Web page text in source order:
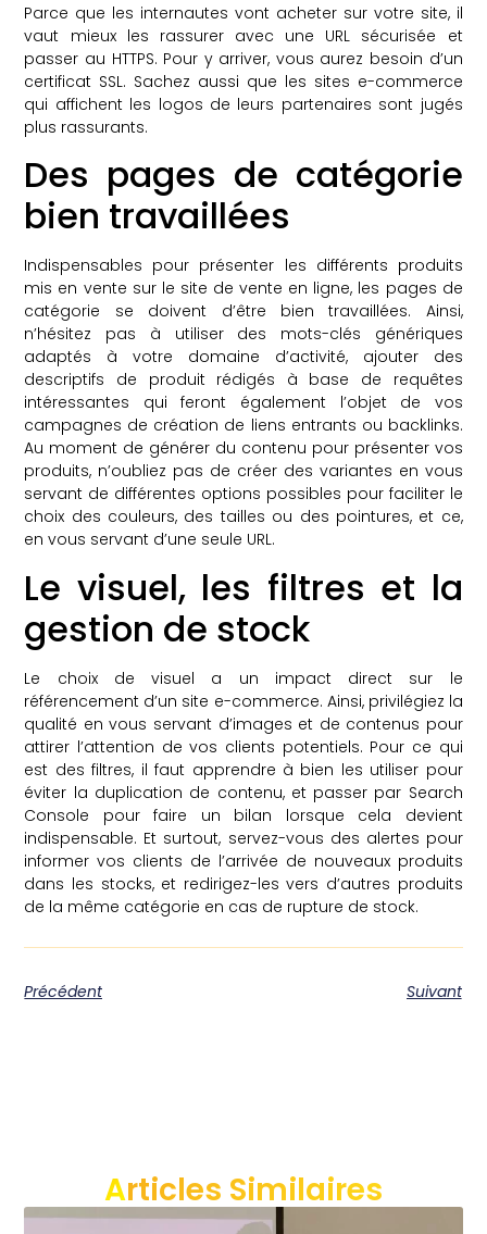
Parce que les internautes vont acheter sur votre site, il
vaut mieux les rassurer avec une URL sécurisée et
passer au HTTPS. Pour y arriver, vous aurez besoin d’un
certificat SSL. Sachez aussi que les sites e-commerce
qui affichent les logos de leurs partenaires sont jugés
plus rassurants.
Des pages de catégorie
bien travaillées
Indispensables pour présenter les différents produits
mis en vente sur le site de vente en ligne, les pages de
catégorie se doivent d’être bien travaillées. Ainsi,
n’hésitez pas à utiliser des mots-clés génériques
adaptés à votre domaine d’activité, ajouter des
descriptifs de produit rédigés à base de requêtes
intéressantes qui feront également l’objet de vos
campagnes de création de liens entrants ou backlinks.
Au moment de générer du contenu pour présenter vos
produits, n’oubliez pas de créer des variantes en vous
servant de différentes options possibles pour faciliter le
choix des couleurs, des tailles ou des pointures, et ce,
en vous servant d’une seule URL.
Le visuel, les filtres et la
gestion de stock
Le choix de visuel a un impact direct sur le
référencement d’un site e-commerce. Ainsi, privilégiez la
qualité en vous servant d’images et de contenus pour
attirer l’attention de vos clients potentiels. Pour ce qui
est des filtres, il faut apprendre à bien les utiliser pour
éviter la duplication de contenu, et passer par Search
Console pour faire un bilan lorsque cela devient
indispensable. Et surtout, servez-vous des alertes pour
informer vos clients de l’arrivée de nouveaux produits
dans les stocks, et redirigez-les vers d’autres produits
de la même catégorie en cas de rupture de stock.
Précédent Suivant
Articles Similaires